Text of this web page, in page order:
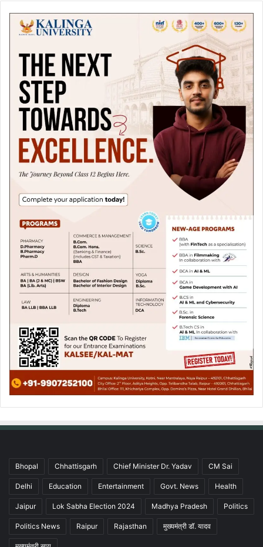
Bhopal Chhattisgarh Chief Minister Dr. Yadav CM Sai
Delhi Education Entertainment Govt. News Health
Jaipur Lok Sabha Election 2024 Madhya Pradesh Politics
Politics News Raipur Rajasthan मुख्यमंत्री डॉ. यादव